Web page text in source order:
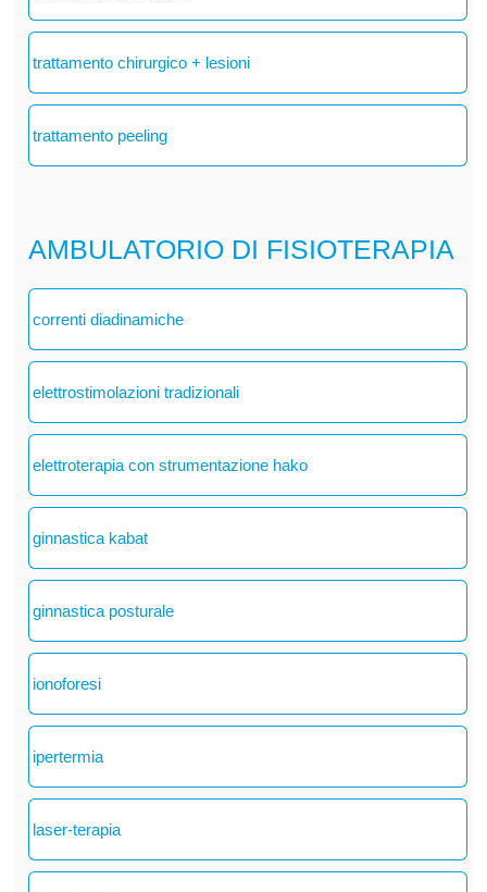
trattamento chirurgico + lesioni
trattamento peeling
AMBULATORIO DI FISIOTERAPIA
correnti diadinamiche
elettrostimolazioni tradizionali
elettroterapia con strumentazione hako
ginnastica kabat
ginnastica posturale
ionoforesi
ipertermia
laser-terapia